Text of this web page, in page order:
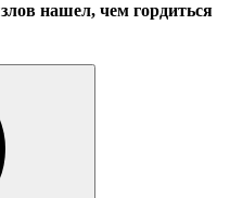
нашел, чем гордиться